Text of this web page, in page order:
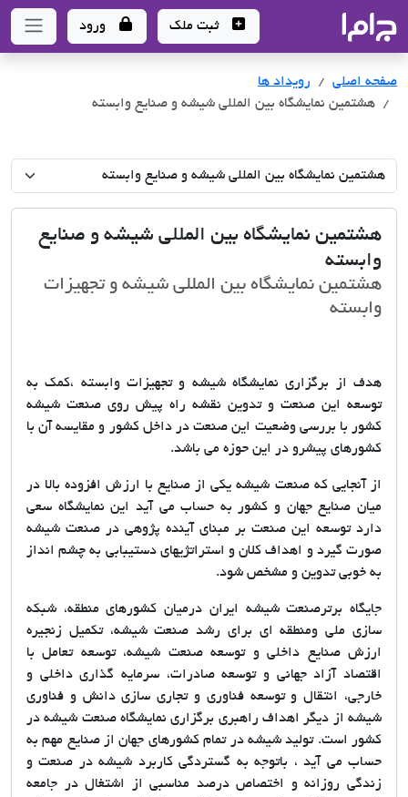
- سامانه جامع املاک و مشاورین املاک
ثبت ملک ورود
صفحه اصلی
رویداد ها
هشتمین نمایشگاه بین المللی شیشه و صنایع وابسته
هشتمین نمایشگاه بین المللی شیشه و صنایع
وابسته
هشتمین نمایشگاه بین المللی شیشه و تجهیزات
وابسته
هدف از برگزاری نمایشگاه شیشه و تجهیزات وابسته ،کمک به
توسعه این صنعت و تدوین نقشه راه پیش روی صنعت شیشه
کشور با بررسی وضعیت این صنعت در داخل کشور و مقایسه آن با
کشورهای پیشرو در این حوزه می باشد.
از آنجایی که صنعت شیشه یکی از صنایع با ارزش افزوده بالا در
میان صنایع جهان و کشور به حساب می آید این نمایشگاه سعی
دارد توسعه این صنعت بر مبنای آینده پژوهی در صنعت شیشه
صورت گیرد و اهداف کلان و استراتژیهای دستیبابی به چشم انداز
به خوبی تدوین و مشخص شود.
جایگاه برترصنعت شیشه ایران درمیان کشورهای منطقه، شبکه
سازی ملی ومنطقه ای برای رشد صنعت شیشه، تکمیل زنجیره
ارزش صنایع داخلی و توسعه صنعت شیشه، توسعه تعامل با
اقتصاد آزاد جهانی و توسعه صادرات، سرمایه گذاری داخلی و
خارجی، انتقال و توسعه فناوری و تجاری سازی دانش و فناوری
شیشه از دیگر اهداف راهبری برگزاری نمایشگاه صنعت شیشه در
کشور است. تولید شیشه در تمام کشورهای جهان از صنایع مهم به
حساب می آید ، باتوجه به گستردگی کاربرد شیشه در صنعت و
زندگی روزانه و اختصاص درصد مناسبی از اشتغال در جامعه